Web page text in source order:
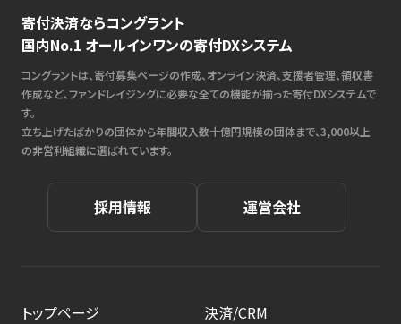
寄付決済ならコングラント
国内No.1 オールインワンの寄付DXシステム
コングラントは、寄付募集ページの作成、オンライン決済、支援者管理、領収書
作成など、ファンドレイジングに必要な全ての機能が揃った寄付DXシステムで
す。
立ち上げたばかりの団体から年間収入数十億円規模の団体まで、3,000以上
の非営利組織に選ばれています。
採用情報 運営会社
トップページ
決済/CRM